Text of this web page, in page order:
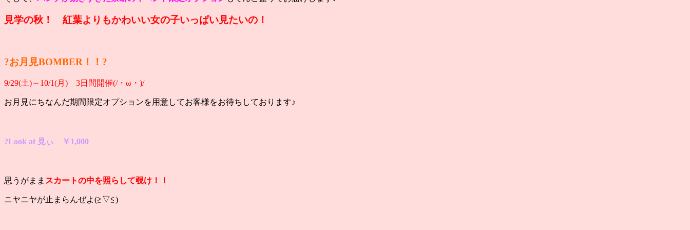
見学の秋！ 紅葉よりもかわいい女の子いっぱい見たいの！
?お月見BOMBER！！?
9/29(土)～10/1(月) 3日間開催(/・ω・)/
お月見にちなんだ期間限定オプションを用意してお客様をお待ちしております♪
?Look at 見ぃ ￥1,000
思うがまま スカートの中を照らして覗け！！
ニヤニヤが止まらんぜよ(≧▽≦)